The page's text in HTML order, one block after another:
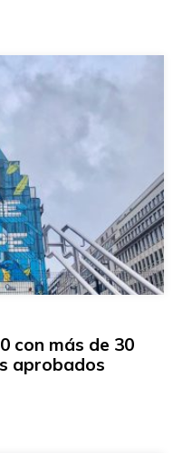
con más de 30
aprobados